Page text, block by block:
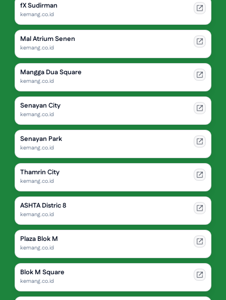
fX Sudirman
kemang.co.id
Mal Atrium Senen
kemang.co.id
Mangga Dua Square
kemang.co.id
Senayan City
kemang.co.id
Senayan Park
kemang.co.id
Thamrin City
kemang.co.id
ASHTA Distric 8
kemang.co.id
Plaza Blok M
kemang.co.id
Blok M Square
kemang.co.id